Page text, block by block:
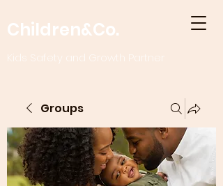
Children&Co.
Kids Safety and Growth Partner
Groups